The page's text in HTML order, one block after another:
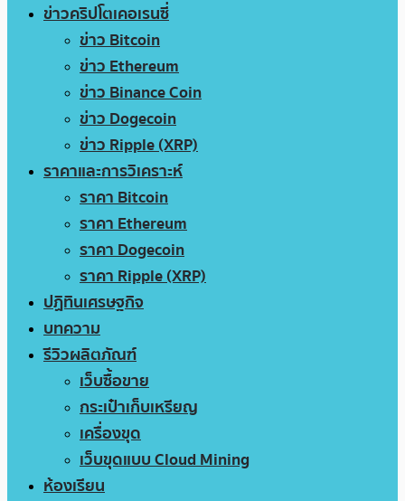
ข่าวคริปโตเคอเรนซี่
ข่าว Bitcoin
ข่าว Ethereum
ข่าว Binance Coin
ข่าว Dogecoin
ข่าว Ripple (XRP)
ราคาและการวิเคราะห์
ราคา Bitcoin
ราคา Ethereum
ราคา Dogecoin
ราคา Ripple (XRP)
ปฏิทินเศรษฐกิจ
บทความ
รีวิวผลิตภัณฑ์
เว็บซื้อขาย
กระเป๋าเก็บเหรียญ
เครื่องขุด
เว็บขุดแบบ Cloud Mining
ห้องเรียน